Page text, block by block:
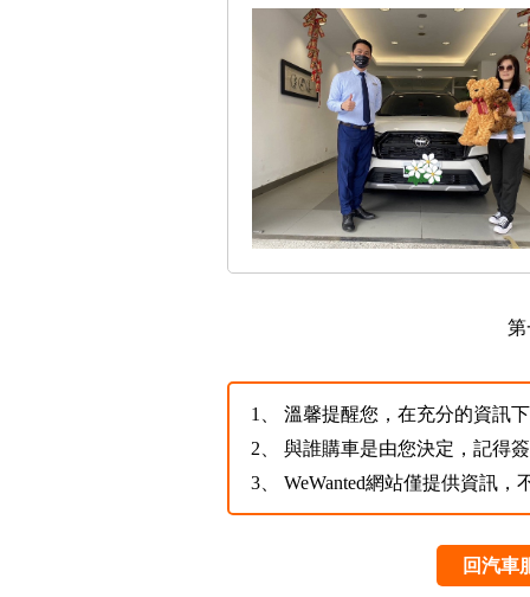
1、
溫馨提醒您，在充分的資訊
2、
與誰購車是由您決定，記得
3、
WeWanted網站僅提供資訊
回汽車